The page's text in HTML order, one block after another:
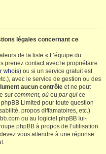
légales concernant ce
de la liste « L’équipe du
prenez contact avec le propriétaire
whois) ou si un service gratuit est
avec le service de gestion ou des
aucun contrôle et ne peut
sur comment, où ou par qui ce
Limited pour toute question
propos diffamatoires, etc.)
ou au logiciel phpBB lui-
phpBB à propos de l’utilisation
vous attendre à une réponse